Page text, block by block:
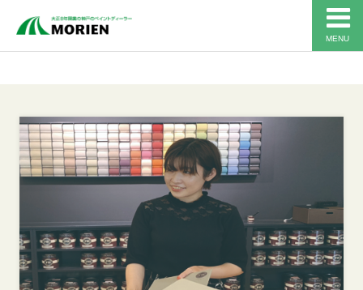
MENU